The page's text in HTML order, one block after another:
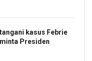
kasus Febrie
Presiden